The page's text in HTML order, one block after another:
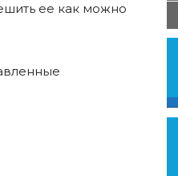
ее как можно